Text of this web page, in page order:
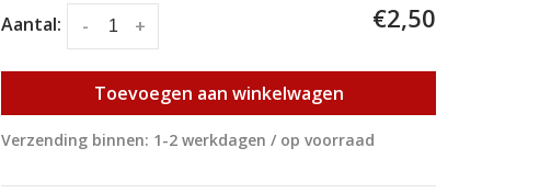
Aantal: +
- €2,50
Toevoegen aan winkelwagen
Verzending binnen: 1-2 werkdagen / op voorraad